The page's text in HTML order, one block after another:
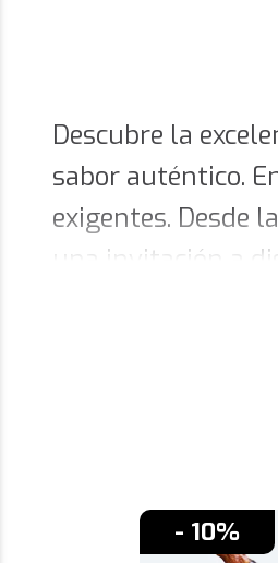
Descubre la
sabor auténtico.
exigentes. Desde
una invitación a
proceso de
Paleta
ibéricos
el paladar.
- 10%